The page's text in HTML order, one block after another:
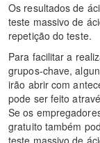
Os resultados de
teste massivo de
repetição do teste.
Para facilitar a
grupos-chave,
irão abrir com
pode ser feito
Se os
gratuito também
teste massivo de